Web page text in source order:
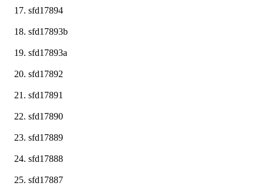
sfd17894
sfd17893b
sfd17893a
sfd17892
sfd17891
sfd17890
sfd17889
sfd17888
sfd17887